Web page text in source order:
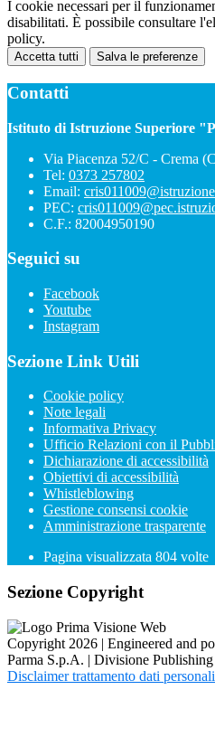
I cookie necessari per il
disabilitati. È possibile consultare
policy.
Accetta tutti Salva le preferenze
Contatti
Istituto di Istruzione Superiore
Via Piacenza 52/C - Crema
Tel: 0373 257802
Email:
PEC:
C.F.: 82004950190
Seguici su
Facebook
Youtube
Instagram
Sezione Link Utili
Cookie policy
Note legali
Informativa Privacy
Ufficio Relazioni con il
Dichiarazione di accessibilità
Obiettivi di accessibilità
Whistleblowing
Gestione consensi cookie
Amministrazione trasparente
Pagina visualizzata 804 volte
Sezione Copyright
Copyright 2026 | Engineered and
Parma S.p.A. | Divisione
Disclaimer trattamento dati personali